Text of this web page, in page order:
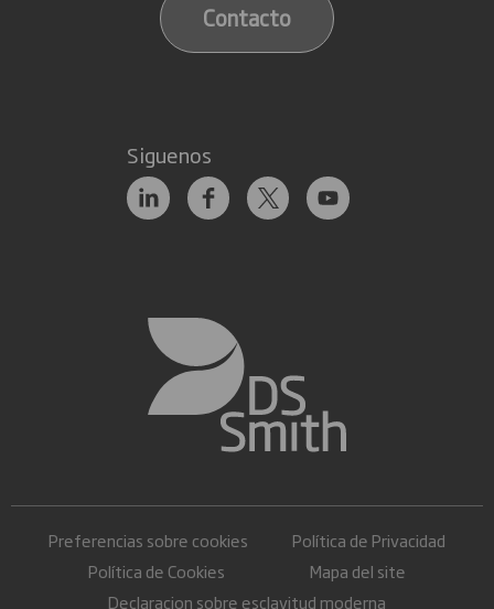
Contacto
Siguenos
Preferencias sobre cookies
Política de Privacidad
Política de Cookies
Mapa del site
Declaracion sobre esclavitud moderna